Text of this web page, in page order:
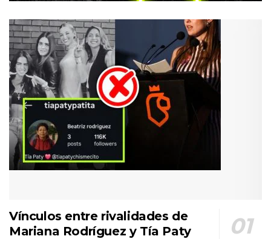
Vínculos entre rivalidades de
Mariana Rodríguez y Tía Paty